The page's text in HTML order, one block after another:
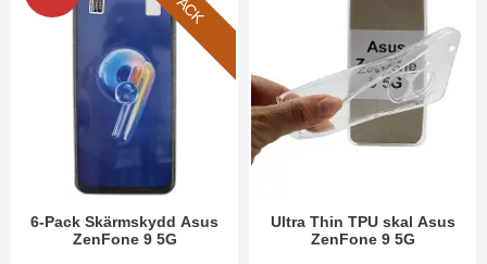
6-Pack Skärmskydd Asus
ZenFone 9 5G
Ultra Thin TPU skal Asus
ZenFone 9 5G